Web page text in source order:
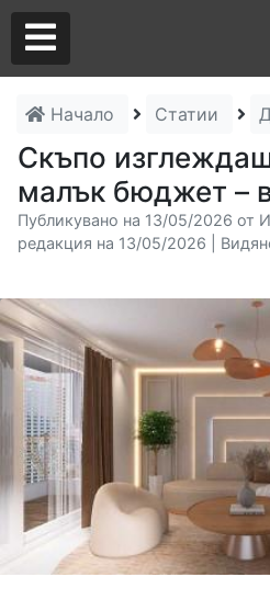
Начало Статии
Скъпо
малък бюджет –
Публикувано на 13/05/2026 от
редакция на 13/05/2026 |
Аз съм майстор
Търся майстор